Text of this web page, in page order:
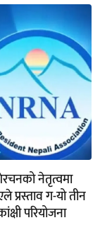
नेतृत्वमा
ग-यो तीन
परियोजना